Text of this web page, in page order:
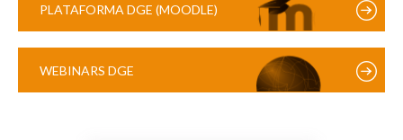
PLATAFORMA DGE (MOODLE)
WEBINARS DGE